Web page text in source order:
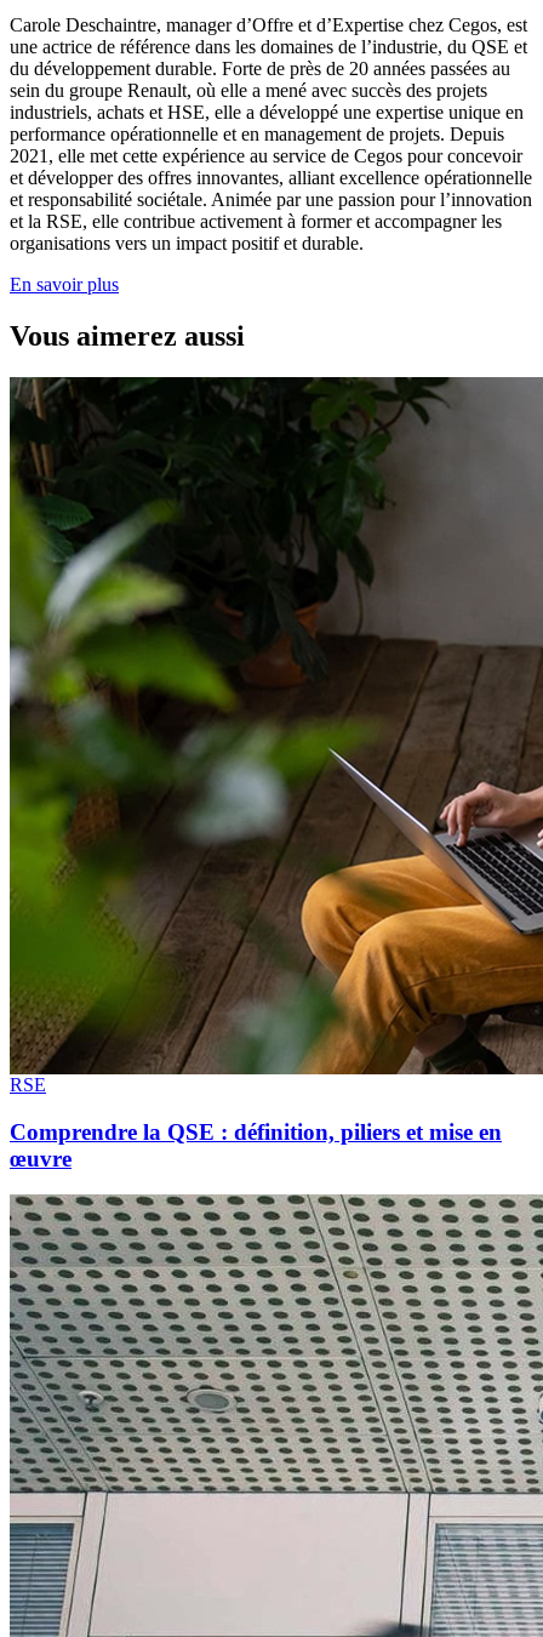
Carole Deschaintre, manager d’Offre et d’Expertise chez Cegos, est
une actrice de référence dans les domaines de l’industrie, du QSE et
du développement durable. Forte de près de 20 années passées au
sein du groupe Renault, où elle a mené avec succès des projets
industriels, achats et HSE, elle a développé une expertise unique en
performance opérationnelle et en management de projets. Depuis
2021, elle met cette expérience au service de Cegos pour concevoir
et développer des offres innovantes, alliant excellence opérationnelle
et responsabilité sociétale. Animée par une passion pour l’innovation
et la RSE, elle contribue activement à former et accompagner les
organisations vers un impact positif et durable.
En savoir plus
Vous aimerez aussi
RSE
Comprendre la QSE : définition, piliers et mise en
œuvre